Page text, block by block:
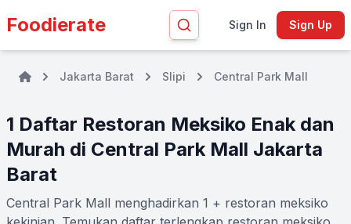
Foodierate Sign In Sign Up
Jakarta Barat Slipi Central Park Mall
1 Daftar Restoran Meksiko Enak dan
Murah di Central Park Mall Jakarta
Barat
Central Park Mall menghadirkan 1 + restoran meksiko